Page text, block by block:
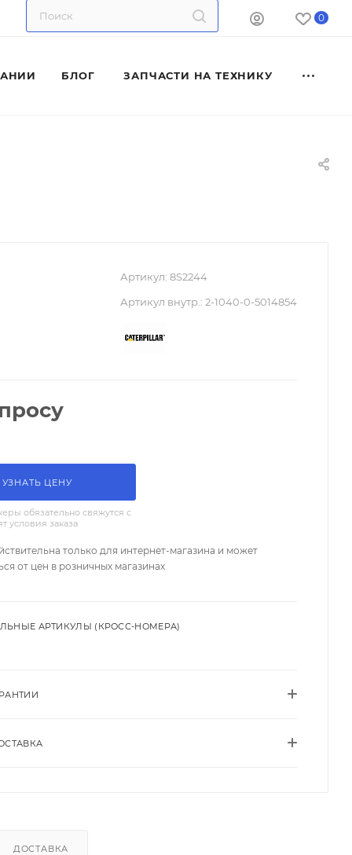
0
БЛОГ ЗАПЧАСТИ НА ТЕХНИКУ
Артикул: 8S2244
Артикул внутр.: 2-1040-0-5014854
УЗНАТЬ ЦЕНУ
обязательно свяжутся с
условия заказа
только для интернет-магазина и может
от цен в розничных магазинах
АРТИКУЛЫ (КРОСС-НОМЕРА)
ДОСТАВКА